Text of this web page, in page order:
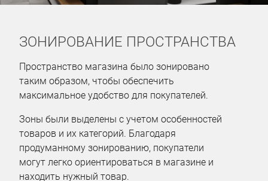
ЗОНИРОВАНИЕ ПРОСТРАНСТВА
Пространство магазина было зонировано
таким образом, чтобы обеспечить
максимальное удобство для покупателей.
Зоны были выделены с учетом особенностей
товаров и их категорий. Благодаря
продуманному зонированию, покупатели
могут легко ориентироваться в магазине и
находить нужный товар.